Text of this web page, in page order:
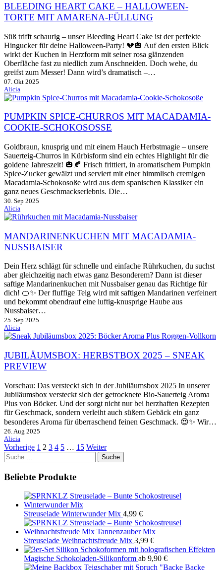
BLEEDING HEART CAKE – HALLOWEEN-
TORTE MIT AMARENA-FÜLLUNG
Süß trifft schaurig – unser Bleeding Heart Cake ist der perfekte
Hingucker für deine Halloween-Party! 💔🎃 Auf den ersten Blick
wirkt der Kuchen in Herzform mit seiner rosa glänzenden
Oberfläche fast zu niedlich zum Anschneiden. Doch wehe, du
greifst zum Messer! Dann wird’s dramatisch –…
07. Okt 2025
Alicia
PUMPKIN SPICE-CHURROS MIT MACADAMIA-
COOKIE-SCHOKOSOSSE
Goldbraun, knusprig und mit einem Hauch Herbstmagie – unsere
Sauerteig-Churros in Kürbisform sind ein echtes Highlight für die
goldene Jahreszeit! 🎃🍂 Frisch frittiert, in aromatischem Pumpkin
Spice-Zucker gewälzt und serviert mit einer himmlisch cremigen
Macadamia-Schokosoße wird aus dem spanischen Klassiker ein
ganz neues Geschmackserlebnis. Die…
30. Sep 2025
Alicia
MANDARINENKUCHEN MIT MACADAMIA-
NUSSBAISER
Dein Herz schlägt für schnelle und einfache Rührkuchen, du suchst
aber gleichzeitig nach etwas ganz Besonderem? Dann ist dieser
saftige Mandarinenkuchen mit Nussbaiser genau das Richtige für
dich! 🍊✨ Der fluffige Teig wird mit saftigen Mandarinen verfeinert
und bekommt obendrauf eine luftig-knusprige Haube aus
Nussbaiser…
25. Sep 2025
Alicia
JUBILÄUMSBOX: HERBSTBOX 2025 – SNEAK
PREVIEW
Vorschau: Das versteckt sich in der Jubiläumsbox 2025 In unserer
Jubiläumsbox versteckt sich der getrocknete Bio-Sauerteig Aroma
Plus von Böcker. Und der sorgt nicht nur bei herzhaften Rezepten
für Geschmack, sondern verleiht auch süßem Gebäck ein ganz
besonderes Aroma für überraschend feinen Geschmack. 😍✨ Wir…
26. Aug 2025
Alicia
Vorherige 1 2 3 4 5 … 15 Weiter
Suche
nach:
Beliebte Produkte
Streuselade Winterwunder Mix 4,99 €
Streuselade Weihnachtsfreude Mix 3,99 €
Magische Schokoladen-Silikonform ab 9,90 €